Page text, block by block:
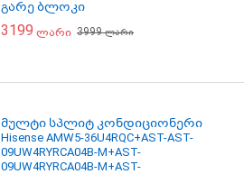
გარე ბლოკი
3199 ლარი 3999ლარი
მულტი სპლიტ კონდიციონერი
Hisense AMW5-36U4RQC+AST-AST-
09UW4RYRCA04B-M+AST-
09UW4RYRCA04B-M+AST-